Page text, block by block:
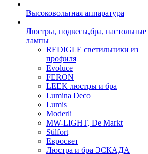
Высоковольтная аппаратура
Люстры, подвесы,бра, настольные
лампы
REDIGLE светильники из
профиля
Evoluce
FERON
LEEK люстры и бра
Lumina Deco
Lumis
Moderli
MW-LIGHT, De Markt
Stilfort
Евросвет
Люстра и бра ЭСКАДА